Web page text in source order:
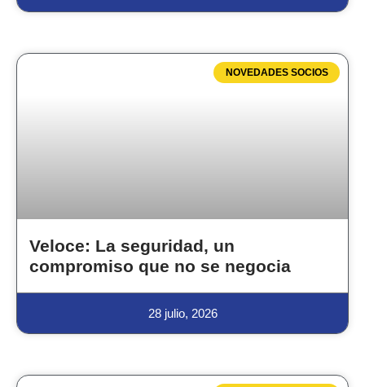
NOVEDADES SOCIOS
Veloce: La seguridad, un
compromiso que no se negocia
28 julio, 2026